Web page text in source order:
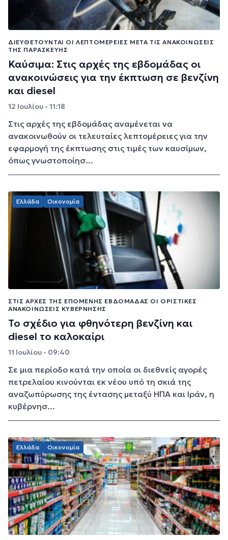
ΔΙΕΥΘΕΤΟΎΝΤΑΙ ΟΙ ΛΕΠΤΟΜΈΡΕΙΕΣ ΜΕΤΆ ΤΙΣ ΑΝΑΚΟΙΝΏΣΕΙΣ
ΤΗΣ ΠΑΡΑΣΚΕΥΉΣ
Καύσιμα: Στις αρχές της εβδομάδας οι
ανακοινώσεις για την έκπτωση σε βενζίνη
και diesel
12 Ιουλίου - 11:18
Στις αρχές της εβδομάδας αναμένεται να
ανακοινωθούν οι τελευταίες λεπτομέρειες για την
εφαρμογή της έκπτωσης στις τιμές των καυσίμων,
όπως γνωστοποίησ...
Ελλάδα Οικονομία
ΣΤΙΣ ΑΡΧΈΣ ΤΗΣ ΕΠΌΜΕΝΗΣ ΕΒΔΟΜΆΔΑΣ ΟΙ ΟΡΙΣΤΙΚΈΣ
ΑΝΑΚΟΙΝΏΣΕΙΣ ΚΥΒΈΡΝΗΣΗΣ
Το σχέδιο για φθηνότερη βενζίνη και
diesel το καλοκαίρι
11 Ιουλίου - 09:40
Σε μια περίοδο κατά την οποία οι διεθνείς αγορές
πετρελαίου κινούνται εκ νέου υπό τη σκιά της
αναζωπύρωσης της έντασης μεταξύ ΗΠΑ και Ιράν, η
κυβέρνησ...
Ελλάδα Οικονομία